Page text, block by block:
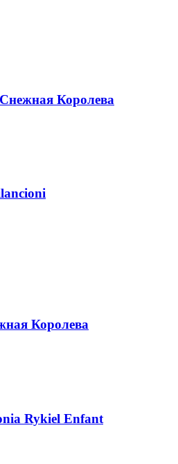
Королева
Королева
Rykiel Enfant